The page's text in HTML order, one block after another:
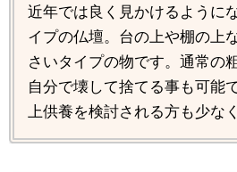
近年では良く見かけるように
イプの仏壇。台の上や棚の上
さいタイプの物です。通常の
自分で壊して捨てる事も可能
上供養を検討される方も少な